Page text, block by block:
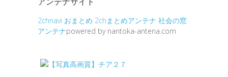
2chnavi おまとめ 2chまとめアンテナ 社会の窓
アンテナpowered by nantoka-antena.com